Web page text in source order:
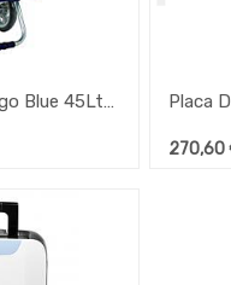
Carro De Compras Argo Blue 45Lts Impermeavel 37X33X95,5Cm
270,60